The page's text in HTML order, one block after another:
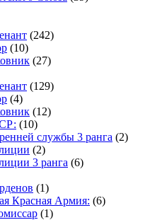
(242)
(10)
(27)
(129)
(4)
(12)
(10)
службы 3 ранга (2)
(2)
3 ранга (6)
(1)
Красная Армия: (6)
(1)